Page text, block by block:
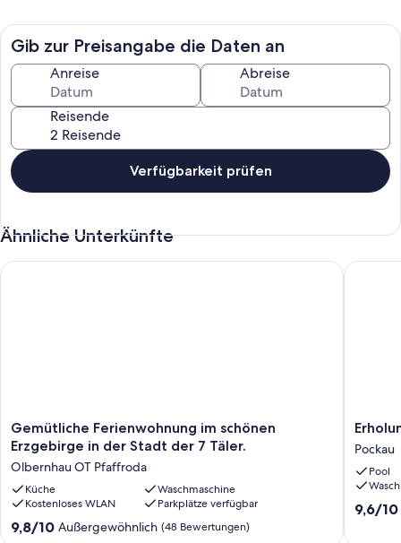
Ausflugsmöglichkeiten, z.B. nach Chemnitz oder Freiberg, stehen
Ihnen offen, so dass Sie Ihren Urlaub ganz nach Ihren Vorlieben
gestalten können. Bei offenen Fragen sind wir Ihnen gerne
behilflich!
Winterurlaub:: Im Ort gibt es einen Skilift, eine Rodelbahn und viele
Möglichkeiten, mit den Langlaufskiern in gespurten Loipen zu
laufen. Wir führen auch auf Wunsch mit Ihnen Ski-Wanderungen
durch.
Gib zur Preisangabe die Daten an
Anreise Abreise
Reisende
Verfügbarkeit prüfen
Ähnliche Unterkünfte
Gemütliche
Ferienwohnung
schönen
Erzgebirge
in
der
Stadt
Gemütliche Ferienwohnung im schönen
Erzgebirge in der Stadt der 7 Täler.
Olbernhau OT Pfaffroda
Küche
Waschmaschine
Kostenloses WLAN
Parkplätze verfügbar
9.8
9,8/10 Außergewöhnlich (48 Bewertungen)
Gemütliche Ferienwohnung im schönen Erzgebirge in der
in
Pockau
Pockau
Pockau
Pool
9.6
9,6/10